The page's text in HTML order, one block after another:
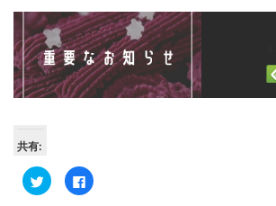
共有:
ク
リ
Facebook
で